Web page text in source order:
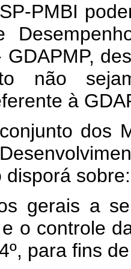
PMBI
GDAPMP,
não
à
dos
disporá sobre:
gerais a
o controle
para fins